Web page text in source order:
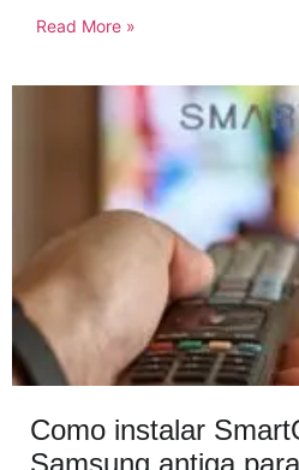
Read More »
Como instalar